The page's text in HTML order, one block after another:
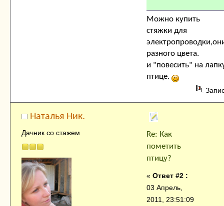
Можно купить
стяжки для
разного цвета.
и "повесить" на
птице.
Наталья Ник.
Дачник со стажем
Re: Как
пометить
птицу?
« Ответ #2 :
03 Апрель,
2011, 23:51:09